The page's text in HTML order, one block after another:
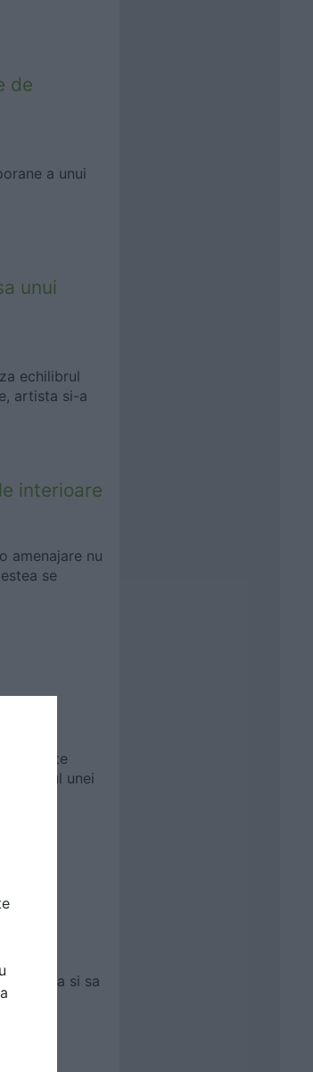
de
a unui
unui
echilibrul
artista si-a
interioare
amenajare nu
se
pluteste
proiectul unei
si sa